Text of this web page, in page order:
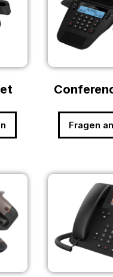
Fragen